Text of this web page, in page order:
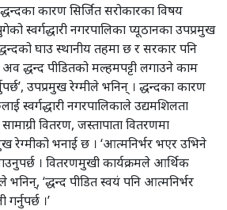
कारण सिर्जित सरोकारका विषय
नगरपालिका प्यूठानका उपप्रमुख
घाउ स्थानीय तहमा छ र सरकार पनि
द्धन्द पीडितको मल्हमपट्टी लगाउने काम
उपप्रमुख रेग्मीले भनिन् । द्धन्दका कारण
स्वर्गद्धारी नगरपालिकाले उद्यमशिलता
वितरण, जस्तापाता वितरणमा
रेग्मीको भनाई छ । ‘आत्मनिर्भर भएर उभिने
। वितरणमुखी कार्यक्रमले आर्थिक
‘द्धन्द पीडित स्वयं पनि आत्मनिर्भर
।’